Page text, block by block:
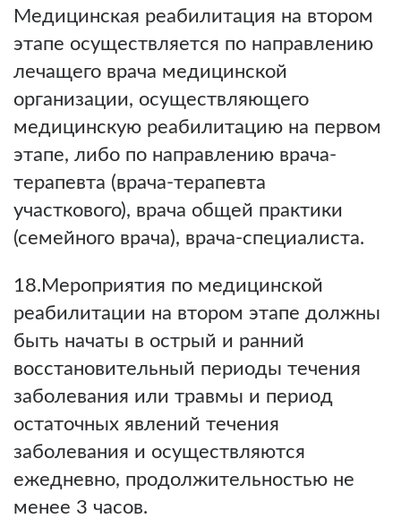
Медицинская реабилитация на втором
этапе осуществляется по направлению
лечащего врача медицинской
организации, осуществляющего
медицинскую реабилитацию на первом
этапе, либо по направлению врача-
терапевта (врача-терапевта
участкового), врача общей практики
(семейного врача), врача-специалиста.
18.Мероприятия по медицинской
реабилитации на втором этапе должны
быть начаты в острый и ранний
восстановительный периоды течения
заболевания или травмы и период
остаточных явлений течения
заболевания и осуществляются
ежедневно, продолжительностью не
менее 3 часов.